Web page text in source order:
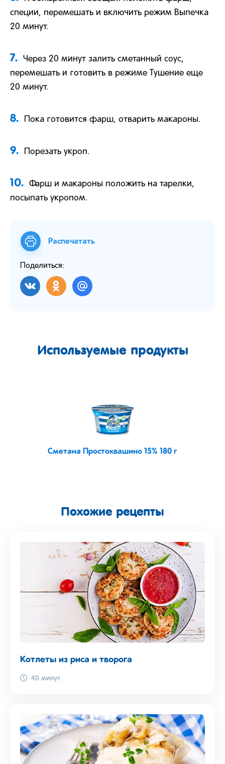
специи, перемешать и включить режим Выпечка
20 минут.
7.
Через 20 минут залить сметанный соус,
перемешать и готовить в режиме Тушение еще
20 минут.
8. Пока готовится фарш, отварить макароны.
9. Порезать укроп.
10.
Фарш и макароны положить на тарелки,
посыпать укропом.
Распечатать
Поделиться:
Используемые продукты
Сметана Простоквашино 15% 180 г
Похожие рецепты
Котлеты из риса и творога
40 минут